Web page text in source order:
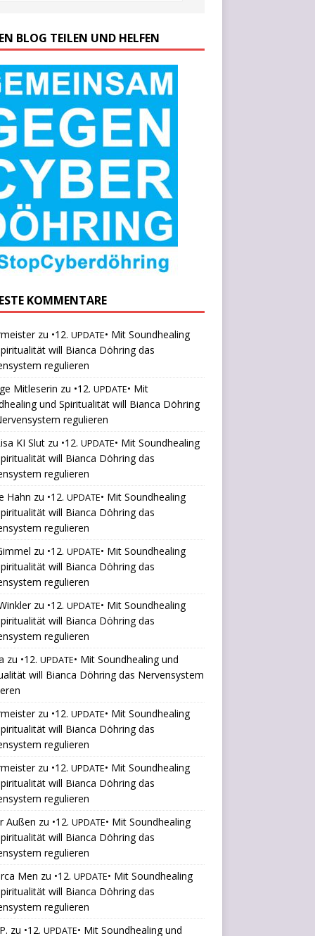
BLOG TEILEN UND HELFEN
KOMMENTARE
zu •12. UPDATE• Mit Soundhealing
will Bianca Döhring das
regulieren
Mitleserin zu •12. UPDATE• Mit
und Spiritualität will Bianca Döhring
regulieren
KI Slutzu •12. UPDATE• Mit Soundhealing
will Bianca Döhring das
regulieren
Hahn zu •12. UPDATE• Mit Soundhealing
will Bianca Döhring das
regulieren
zu •12. UPDATE• Mit Soundhealing
will Bianca Döhring das
regulieren
zu •12. UPDATE• Mit Soundhealing
will Bianca Döhring das
regulieren
zu •12. UPDATE• Mit Soundhealing und
will Bianca Döhring das Nervensystem
zu •12. UPDATE• Mit Soundhealing
will Bianca Döhring das
regulieren
zu •12. UPDATE• Mit Soundhealing
will Bianca Döhring das
regulieren
Außen zu •12. UPDATE• Mit Soundhealing
will Bianca Döhring das
regulieren
Men zu •12. UPDATE• Mit Soundhealing
will Bianca Döhring das
regulieren
zu •12. UPDATE• Mit Soundhealing und